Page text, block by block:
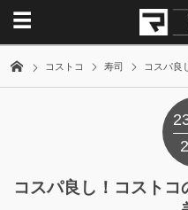
コストコ 寿司 コスパ良
コスパ良し！コスト